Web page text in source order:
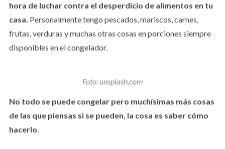
hora de luchar contra el desperdicio de alimentos en tu
casa. Personalmente tengo pescados, mariscos, carnes,
frutas, verduras y muchas otras cosas en porciones siempre
disponibles en el congelador.
Foto: unsplash.com
No todo se puede congelar pero muchísimas más cosas
de las que piensas si se pueden, la cosa es saber cómo
hacerlo.